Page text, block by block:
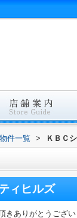
件一覧 > ＫＢＣ
ィヒルズ
きありがとうござ